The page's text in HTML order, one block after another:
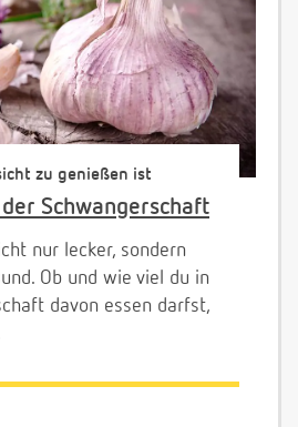
zu genießen ist
Schwangerschaft
nur lecker, sondern
Ob und wie viel du in
davon essen darfst,